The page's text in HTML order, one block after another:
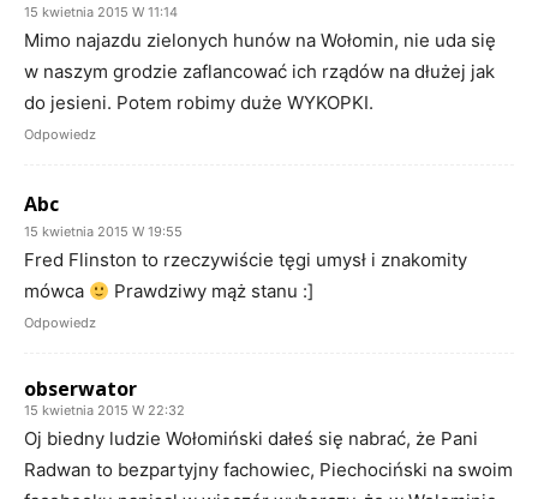
15 kwietnia 2015 W 11:14
Mimo najazdu zielonych hunów na Wołomin, nie uda się
w naszym grodzie zaflancować ich rządów na dłużej jak
do jesieni. Potem robimy duże WYKOPKI.
Odpowiedz
Abc
15 kwietnia 2015 W 19:55
Fred Flinston to rzeczywiście tęgi umysł i znakomity
mówca
Prawdziwy mąż stanu :]
Odpowiedz
obserwator
15 kwietnia 2015 W 22:32
Oj biedny ludzie Wołomiński dałeś się nabrać, że Pani
Radwan to bezpartyjny fachowiec, Piechociński na swoim